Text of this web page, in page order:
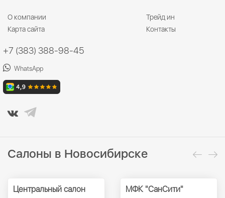
О компании
Трейд ин
Карта сайта
Контакты
+7 (383) 388-98-45
WhatsApp
Салоны в Новосибирске
Центральный салон МФК "СанСити"